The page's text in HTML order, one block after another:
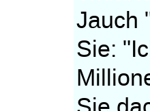
Jauch
Sie: